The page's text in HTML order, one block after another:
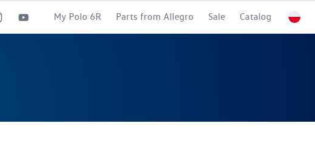
My Polo 6R Parts from Allegro Sale Catalog